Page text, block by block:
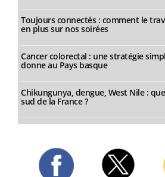
Toujours connectés : comment le
en plus sur nos soirées
Cancer colorectal : une stratégie
donne au Pays basque
Chikungunya, dengue, West Nile :
sud de la France ?